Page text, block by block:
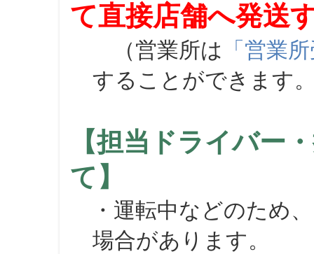
て直接店舗へ発送
（営業所は 「営業
することができます
【担当ドライバー
て】
・運転中などのため
場合があります。